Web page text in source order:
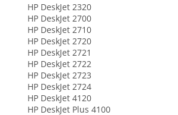
HP DeskJet 2320
HP DeskJet 2700
HP DeskJet 2710
HP DeskJet 2720
HP DeskJet 2721
HP DeskJet 2722
HP DeskJet 2723
HP DeskJet 2724
HP DeskJet 4120
HP DeskJet Plus 4100